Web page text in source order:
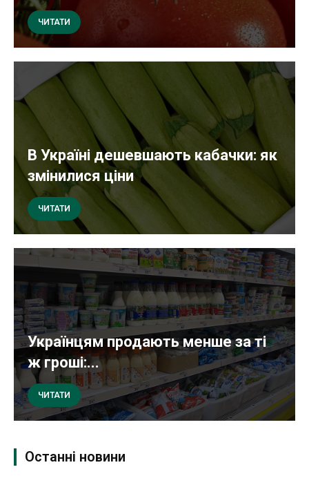
ЧИТАТИ
В Україні дешевшають кабачки: як
змінилися ціни
ЧИТАТИ
Українцям продають менше за ті
ж гроші:...
ЧИТАТИ
Останні новини